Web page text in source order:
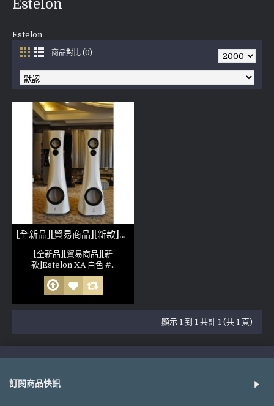
Estelon
Estelon
商品對比 (0)
[全新品][貿易商品][新款]Estelon XA 白色
[全新品][貿易商品][新
款]Estelon XA 白色 #..
顯示 1 到 1 共計 1 (共 1 頁)
訂閱商品快訊